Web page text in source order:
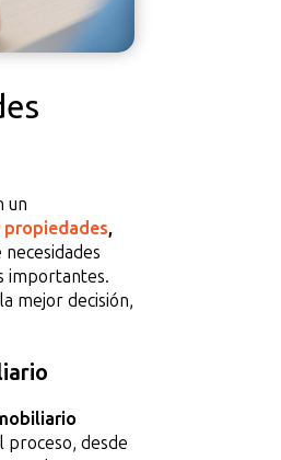
un
propiedades,
importantes.
mejor decisión,
proceso, desde